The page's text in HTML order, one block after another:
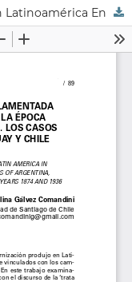
La Prostitución Reglamentada En Latinoamérica En La Época De La Modernización. Los Casos De Argentina, Uruguay Y Chile Entre 1874 Y 1936